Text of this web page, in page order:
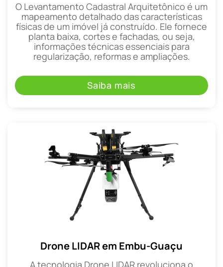
O Levantamento Cadastral Arquitetônico é um
mapeamento detalhado das características
físicas de um imóvel já construído. Ele fornece
planta baixa, cortes e fachadas, ou seja,
informações técnicas essenciais para
regularização, reformas e ampliações.
Saiba mais
Drone LIDAR em Embu-Guaçu